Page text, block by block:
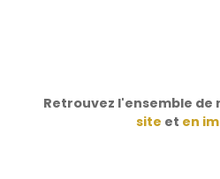
Retrouvez l'ensemble de
site et en